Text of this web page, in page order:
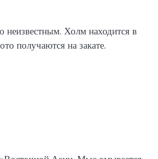
Холм находится в
получаются на закате.